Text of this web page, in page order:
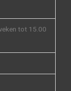
tot 15.00